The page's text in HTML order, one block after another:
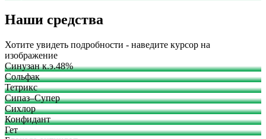
Наши средства
Хотите увидеть подробности - наведите курсор на
изображение
Синузан к.э.48%
Сольфак
Тетрикс
Сипаз–Супер
Сихлор
Конфидант
Гет